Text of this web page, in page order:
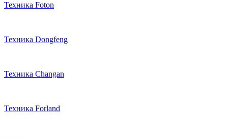
Техника Foton
Техника Dongfeng
Техника Changan
Техника Forland